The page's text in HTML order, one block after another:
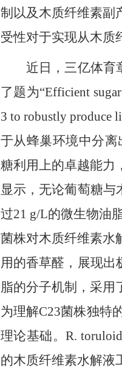
制以及木质纤维素副
受性对于实现从木质
近日，三亿体育章
了题为“Efficient
3 to robustly produce
于从蜂巢环境中分离
糖利用上的卓越能力
显示，无论葡萄糖与
过21 g/L的微生物油
菌株对木质纤维素水
用的香草醛，展现出
脂的分子机制，采用
为理解C23菌株独特
理论基础。R.
的木质纤维素水解液